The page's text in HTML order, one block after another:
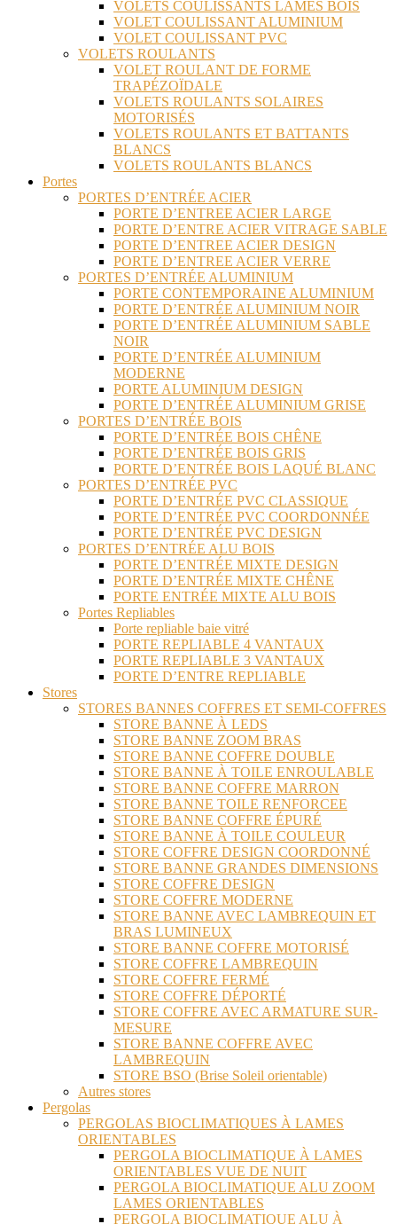
VOLETS COULISSANTS LAMES BOIS
VOLET COULISSANT ALUMINIUM
VOLET COULISSANT PVC
VOLETS ROULANTS
VOLET ROULANT DE FORME
TRAPÉZOÏDALE
VOLETS ROULANTS SOLAIRES
MOTORISÉS
VOLETS ROULANTS ET BATTANTS
BLANCS
VOLETS ROULANTS BLANCS
Portes
PORTES D’ENTRÉE ACIER
PORTE D’ENTREE ACIER LARGE
PORTE D’ENTRE ACIER VITRAGE SABLE
PORTE D’ENTREE ACIER DESIGN
PORTE D’ENTREE ACIER VERRE
PORTES D’ENTRÉE ALUMINIUM
PORTE CONTEMPORAINE ALUMINIUM
PORTE D’ENTRÉE ALUMINIUM NOIR
PORTE D’ENTRÉE ALUMINIUM SABLE
NOIR
PORTE D’ENTRÉE ALUMINIUM
MODERNE
PORTE ALUMINIUM DESIGN
PORTE D’ENTRÉE ALUMINIUM GRISE
PORTES D’ENTRÉE BOIS
PORTE D’ENTRÉE BOIS CHÊNE
PORTE D’ENTRÉE BOIS GRIS
PORTE D’ENTRÉE BOIS LAQUÉ BLANC
PORTES D’ENTRÉE PVC
PORTE D’ENTRÉE PVC CLASSIQUE
PORTE D’ENTRÉE PVC COORDONNÉE
PORTE D’ENTRÉE PVC DESIGN
PORTES D’ENTRÉE ALU BOIS
PORTE D’ENTRÉE MIXTE DESIGN
PORTE D’ENTRÉE MIXTE CHÊNE
PORTE ENTRÉE MIXTE ALU BOIS
Portes Repliables
Porte repliable baie vitré
PORTE REPLIABLE 4 VANTAUX
PORTE REPLIABLE 3 VANTAUX
PORTE D’ENTRE REPLIABLE
Stores
STORES BANNES COFFRES ET SEMI-COFFRES
STORE BANNE À LEDS
STORE BANNE ZOOM BRAS
STORE BANNE COFFRE DOUBLE
STORE BANNE À TOILE ENROULABLE
STORE BANNE COFFRE MARRON
STORE BANNE TOILE RENFORCEE
STORE BANNE COFFRE ÉPURÉ
STORE BANNE À TOILE COULEUR
STORE COFFRE DESIGN COORDONNÉ
STORE BANNE GRANDES DIMENSIONS
STORE COFFRE DESIGN
STORE COFFRE MODERNE
STORE BANNE AVEC LAMBREQUIN ET
BRAS LUMINEUX
STORE BANNE COFFRE MOTORISÉ
STORE COFFRE LAMBREQUIN
STORE COFFRE FERMÉ
STORE COFFRE DÉPORTÉ
STORE COFFRE AVEC ARMATURE SUR-
MESURE
STORE BANNE COFFRE AVEC
LAMBREQUIN
STORE BSO (Brise Soleil orientable)
Autres stores
Pergolas
PERGOLAS BIOCLIMATIQUES À LAMES
ORIENTABLES
PERGOLA BIOCLIMATIQUE À LAMES
ORIENTABLES VUE DE NUIT
PERGOLA BIOCLIMATIQUE ALU ZOOM
LAMES ORIENTABLES
PERGOLA BIOCLIMATIQUE ALU À